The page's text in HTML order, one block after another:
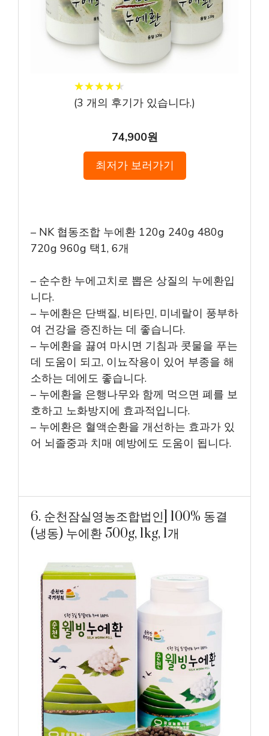
★★★★★
★★★★★
(3 개의 후기가 있습니다.)
74,900원
최저가 보러가기
– NK 협동조합 누에환 120g 240g 480g
720g 960g 택1, 6개
– 순수한 누에고치로 뽑은 상질의 누에환입
니다.
– 누에환은 단백질, 비타민, 미네랄이 풍부하
여 건강을 증진하는 데 좋습니다.
– 누에환을 끓여 마시면 기침과 콧물을 푸는
데 도움이 되고, 이뇨작용이 있어 부종을 해
소하는 데에도 좋습니다.
– 누에환을 은행나무와 함께 먹으면 폐를 보
호하고 노화방지에 효과적입니다.
– 누에환은 혈액순환을 개선하는 효과가 있
어 뇌졸중과 치매 예방에도 도움이 됩니다.
6. 순천잠실영농조합법인] 100% 동결
(냉동) 누에환 500g, 1kg, 1개